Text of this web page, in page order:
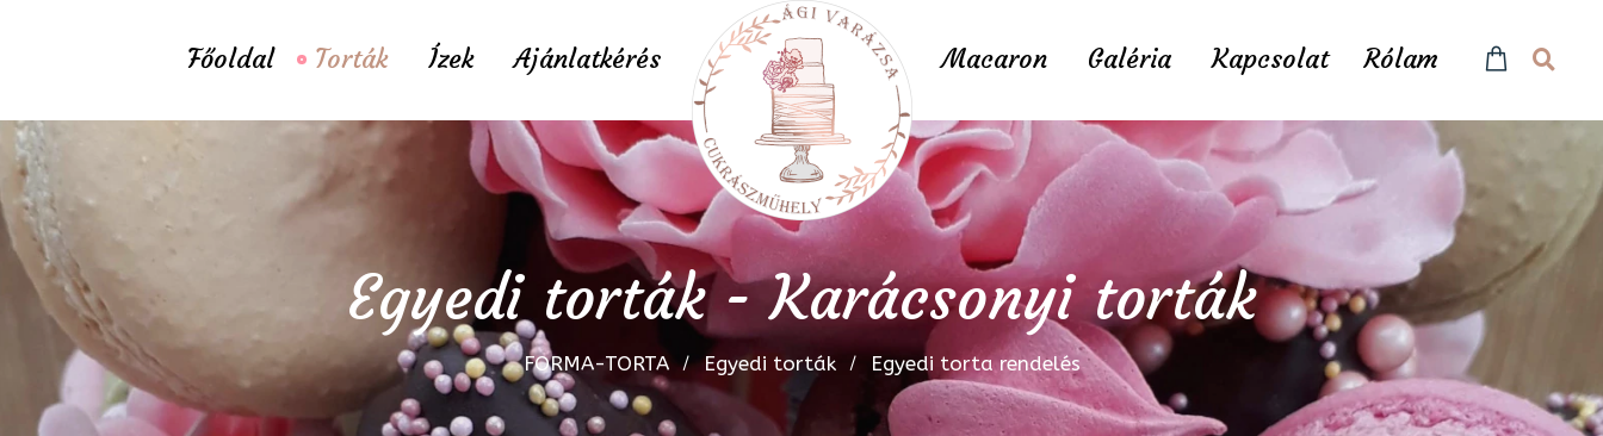
Főoldal Torták Ízek Ajánlatkérés Macaron Galéria Kapcsolat Rólam
Egyedi torták - Karácsonyi torták
FORMA-TORTA Egyedi torták Egyedi torta rendelés